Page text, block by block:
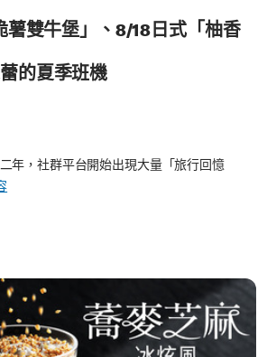
薯雙牛堡」、8/18日式「柚香
的夏季班機
年，社群平台開始出現大量「旅行回憶